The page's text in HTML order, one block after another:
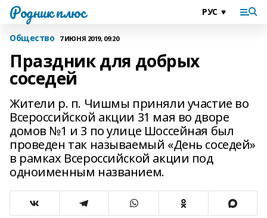
Родник плюс
Общество 7 ИЮНЯ 2019, 09:20
Праздник для добрых
соседей
Жители р. п. Чишмы приняли участие во
Всероссийской акции 31 мая во дворе
домов №1 и 3 по улице Шоссейная был
проведен так называемый «День соседей»
в рамках Всероссийской акции под
одноименным названием.